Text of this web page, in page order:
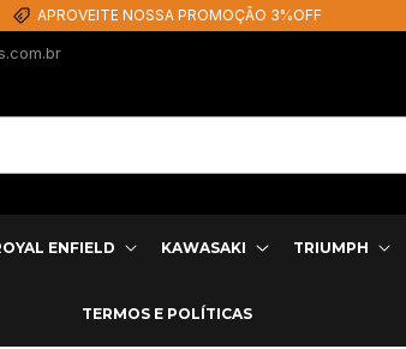
APROVEITE NOSSA PROMOÇÃO 3%OFF
ENFIELD KAWASAKI TRIUMPH
TERMOS E POLÍTICAS